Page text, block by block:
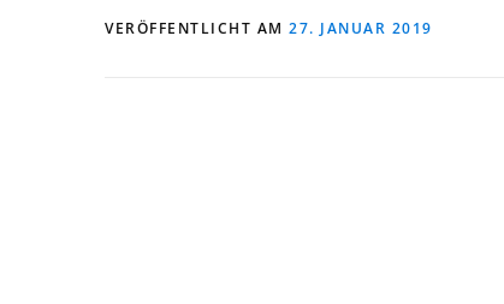
VERÖFFENTLICHT AM 27. JANUAR 2019